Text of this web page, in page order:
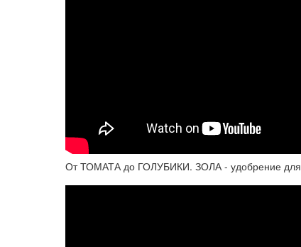
От ТОМАТА до ГОЛУБИКИ. ЗОЛА - удобрение для